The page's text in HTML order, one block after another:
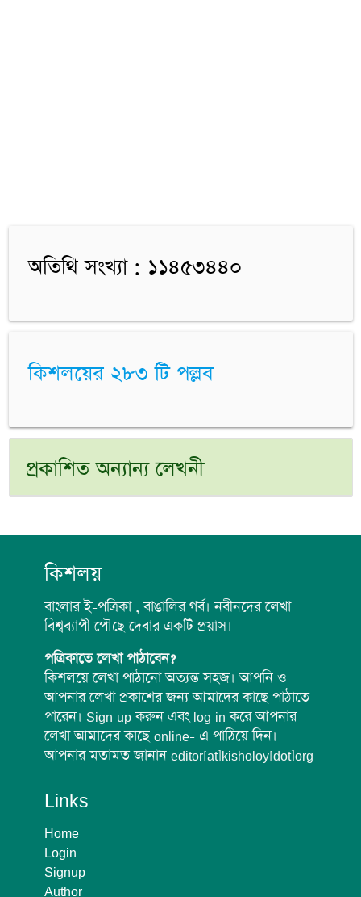
অতিথি সংখ্যা : ১১৪৫৩৪৪০
কিশলয়ের ২৮৩ টি পল্লব
প্রকাশিত অন্যান্য লেখনী
কিশলয়
বাংলার ই-পত্রিকা , বাঙালির গর্ব। নবীনদের লেখা
বিশ্বব্যাপী পৌছে দেবার একটি প্রয়াস।
পত্রিকাতে লেখা পাঠাবেন?
কিশলয়ে লেখা পাঠানো অত্যন্ত সহজ। আপনি ও
আপনার লেখা প্রকাশের জন্য আমাদের কাছে পাঠাতে
পারেন। Sign up করুন এবং log in করে আপনার
লেখা আমাদের কাছে online- এ পাঠিয়ে দিন।
আপনার মতামত জানান editor[at]kisholoy[dot]org
Links
Home
Login
Signup
Author